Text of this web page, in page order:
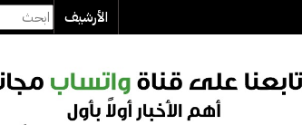
الأرشيف